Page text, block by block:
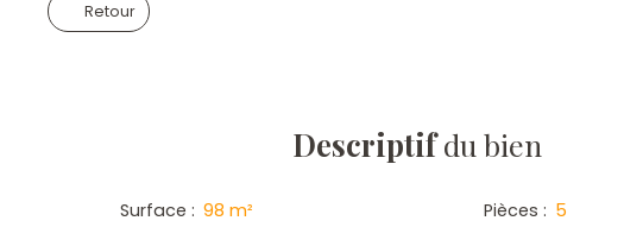
Retour
Descriptifdu bien
Surface : 98 m² Pièces : 5